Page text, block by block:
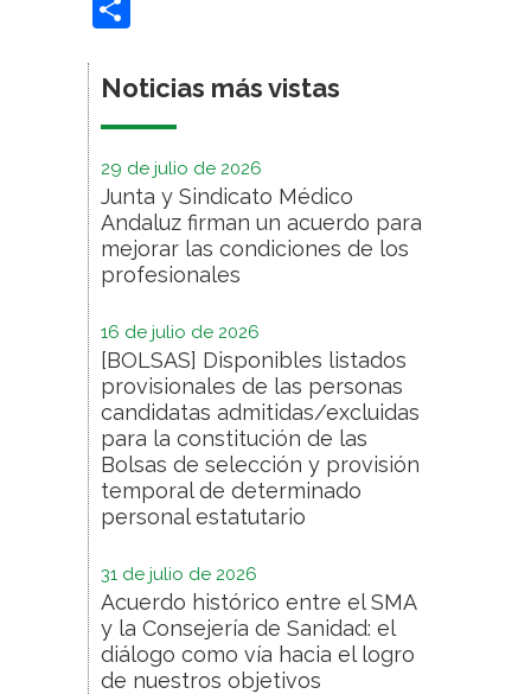
Noticias más vistas
29 de julio de 2026
Junta y Sindicato Médico
Andaluz firman un acuerdo para
mejorar las condiciones de los
profesionales
16 de julio de 2026
[BOLSAS] Disponibles listados
provisionales de las personas
candidatas admitidas/excluidas
para la constitución de las
Bolsas de selección y provisión
temporal de determinado
personal estatutario
31 de julio de 2026
Acuerdo histórico entre el SMA
y la Consejería de Sanidad: el
diálogo como vía hacia el logro
de nuestros objetivos